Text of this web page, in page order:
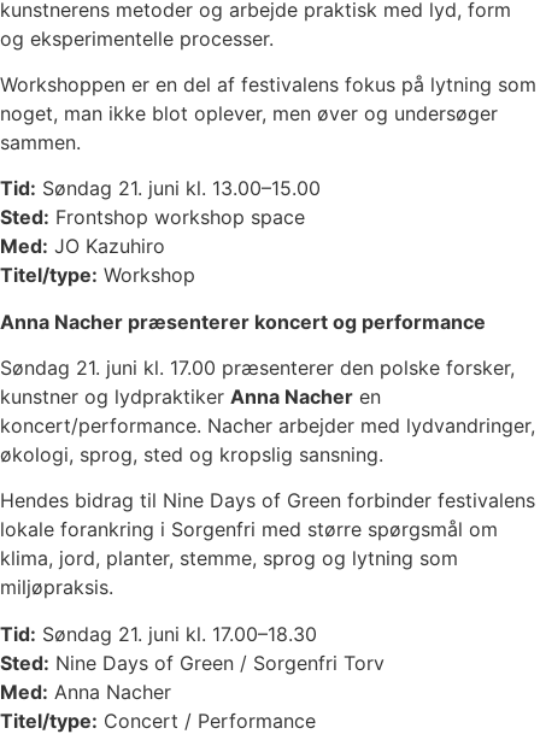
kunstnerens metoder og arbejde praktisk med lyd, form
og eksperimentelle processer.
Workshoppen er en del af festivalens fokus på lytning som
noget, man ikke blot oplever, men øver og undersøger
sammen.
Tid: Søndag 21. juni kl. 13.00–15.00
Sted: Frontshop workshop space
Med: JO Kazuhiro
Titel/type: Workshop
Anna Nacher præsenterer koncert og performance
Søndag 21. juni kl. 17.00 præsenterer den polske forsker,
kunstner og lydpraktiker Anna Nacher en
koncert/performance. Nacher arbejder med lydvandringer,
økologi, sprog, sted og kropslig sansning.
Hendes bidrag til Nine Days of Green forbinder festivalens
lokale forankring i Sorgenfri med større spørgsmål om
klima, jord, planter, stemme, sprog og lytning som
miljøpraksis.
Tid: Søndag 21. juni kl. 17.00–18.30
Sted: Nine Days of Green / Sorgenfri Torv
Med: Anna Nacher
Titel/type: Concert / Performance